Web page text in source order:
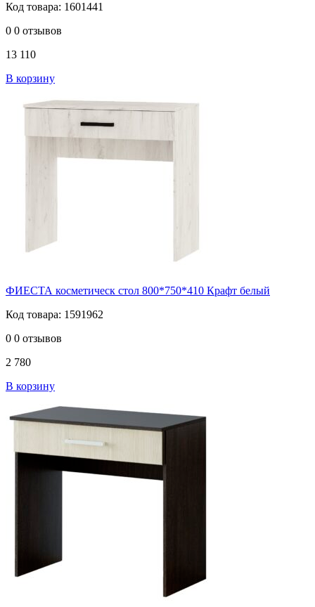
Код товара: 1601441
0 0 отзывов
13 110
В корзину
ФИЕСТА косметическ стол 800*750*410 Крафт белый
Код товара: 1591962
0 0 отзывов
2 780
В корзину